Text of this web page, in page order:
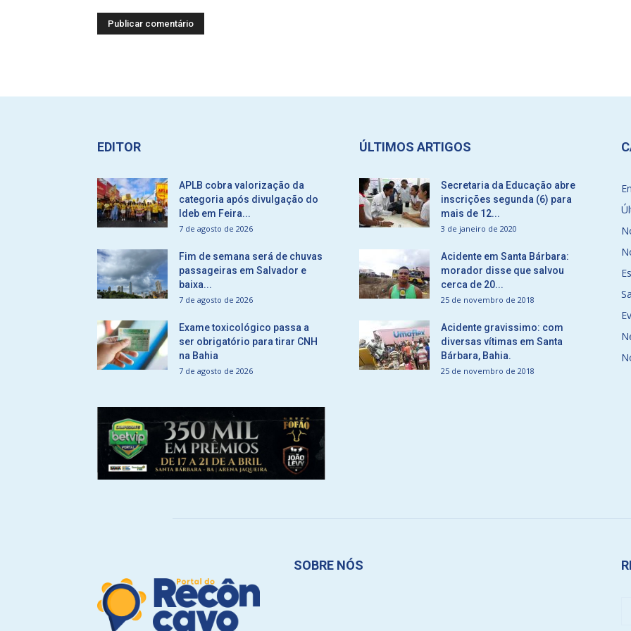
EDITOR
APLB cobra valorização da
categoria após divulgação do
Ideb em Feira...
7 de agosto de 2026
Fim de semana será de chuvas
passageiras em Salvador e
baixa...
7 de agosto de 2026
Exame toxicológico passa a
ser obrigatório para tirar CNH
na Bahia
7 de agosto de 2026
ÚLTIMOS ARTIGOS
Secretaria da Educação abre
inscrições segunda (6) para
mais de 12...
3 de janeiro de 2020
Acidente em Santa Bárbara:
morador disse que salvou
cerca de 20...
25 de novembro de 2018
Acidente gravissimo: com
diversas vítimas em Santa
Bárbara, Bahia.
25 de novembro de 2018
SOBRE NÓS